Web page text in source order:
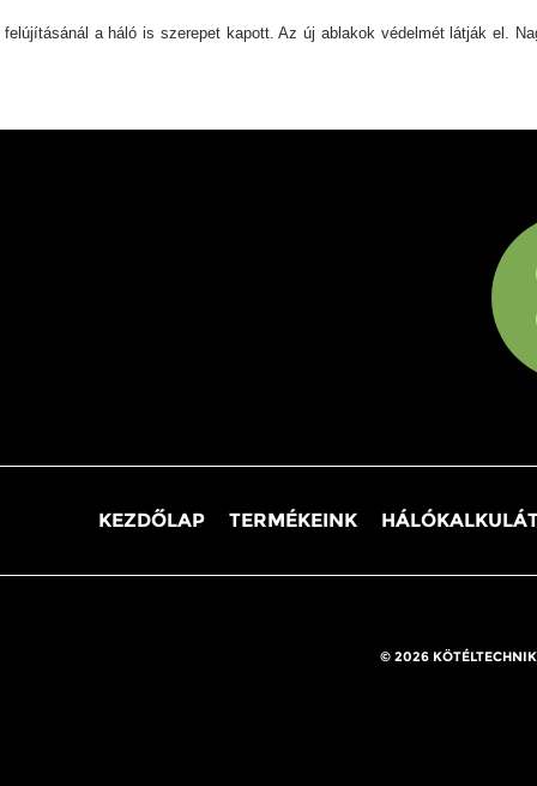
a háló is szerepet kapott. Az új ablakok védelmét látják el.
KEZDŐLAP TERMÉKEINK
© 2026